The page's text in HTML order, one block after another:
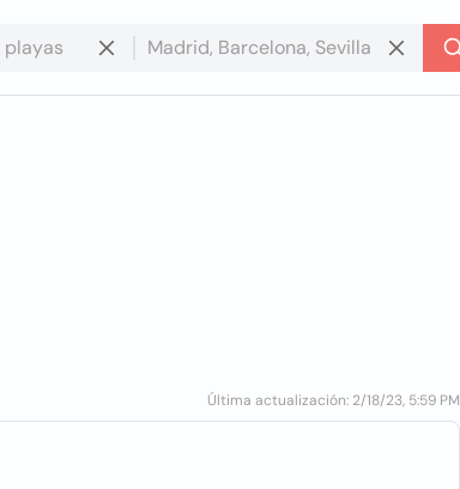
Última actualización: 2/18/23, 5:59 PM